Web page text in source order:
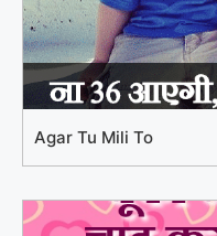
Agar Tu Mili To